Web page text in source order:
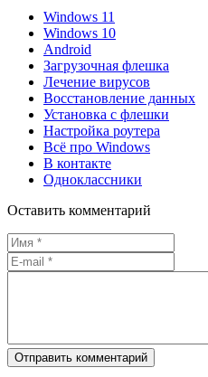
Windows 11
Windows 10
Android
Загрузочная флешка
Лечение вирусов
Восстановление данных
Установка с флешки
Настройка роутера
Всё про Windows
В контакте
Одноклассники
Оставить комментарий